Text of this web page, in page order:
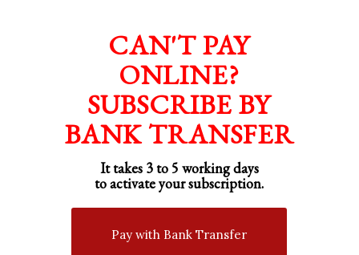
CAN'T PAY
ONLINE?
SUBSCRIBE BY
BANK TRANSFER
It takes 3 to 5 working days
to activate your subscription.
Pay with Bank Transfer